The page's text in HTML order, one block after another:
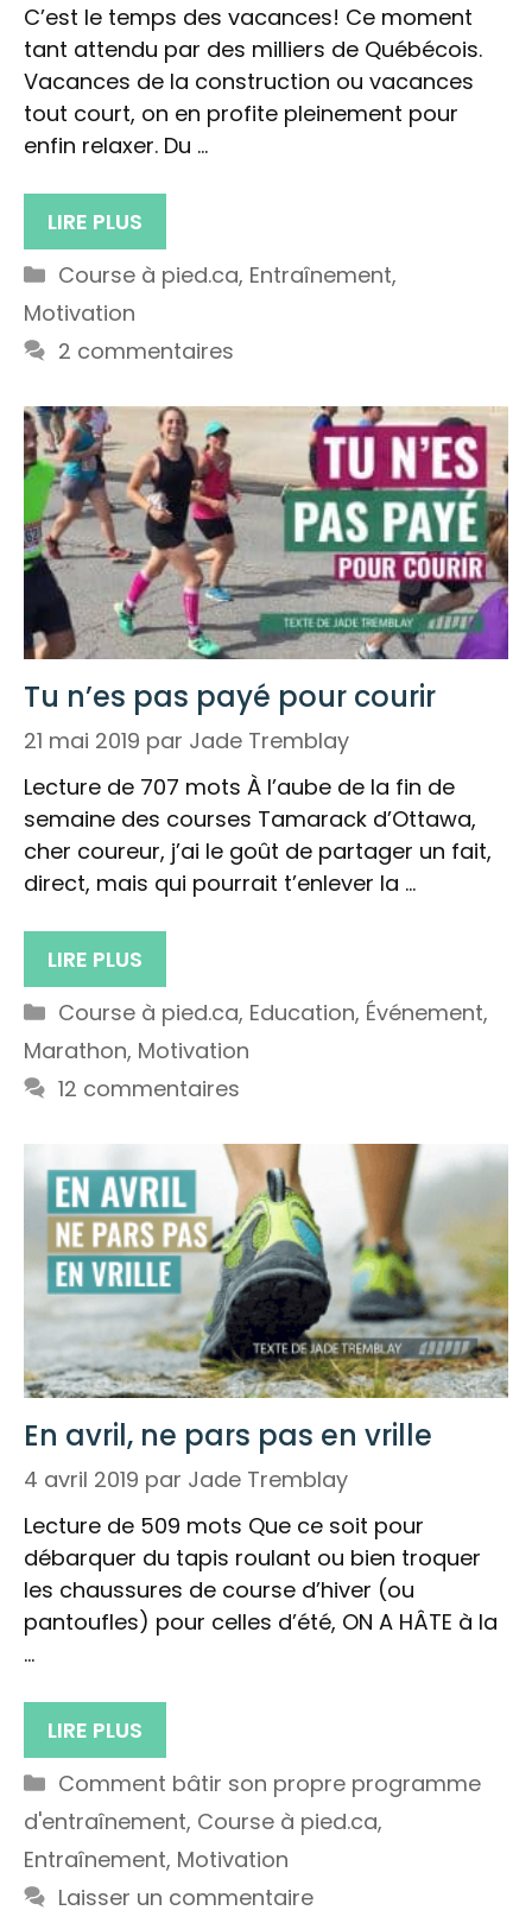
C’est le temps des vacances! Ce moment
tant attendu par des milliers de Québécois.
Vacances de la construction ou vacances
tout court, on en profite pleinement pour
enfin relaxer. Du …
LIRE PLUS
Catégories
Course à pied.ca, Entraînement,
Motivation
2 commentaires
Tu n’es pas payé pour courir
21 mai 2019 par Jade Tremblay
Lecture de 707 mots À l’aube de la fin de
semaine des courses Tamarack d’Ottawa,
cher coureur, j’ai le goût de partager un fait,
direct, mais qui pourrait t’enlever la …
LIRE PLUS
Catégories
Course à pied.ca, Education, Événement,
Marathon, Motivation
12 commentaires
En avril, ne pars pas en vrille
4 avril 2019 par Jade Tremblay
Lecture de 509 mots Que ce soit pour
débarquer du tapis roulant ou bien troquer
les chaussures de course d’hiver (ou
pantoufles) pour celles d’été, ON A HÂTE à la
…
LIRE PLUS
Catégories
Comment bâtir son propre programme
d'entraînement, Course à pied.ca,
Entraînement, Motivation
Laisser un commentaire